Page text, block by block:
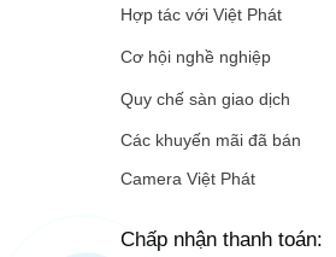
Hợp tác với Việt Phát
Cơ hội nghề nghiệp
Quy chế sàn giao dịch
Các khuyến mãi đã bán
Camera Việt Phát
Chấp nhận thanh toán: